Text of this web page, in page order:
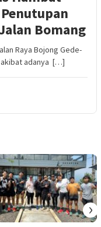
Bomang
Raya Bojong Gede-
akibat adanya […]
›